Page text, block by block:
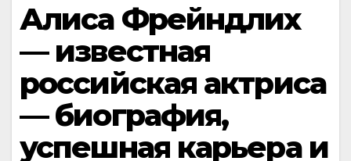
Алиса Фрейндлих
— известная
российская актриса
— биография,
успешная карьера и